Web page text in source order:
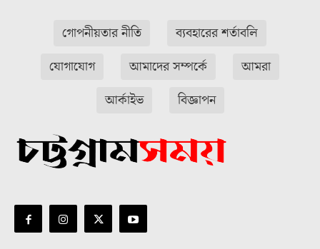
গোপনীয়তার নীতি
ব্যবহারের শর্তাবলি
যোগাযোগ
আমাদের সম্পর্কে
আমরা
আর্কাইভ
বিজ্ঞাপন